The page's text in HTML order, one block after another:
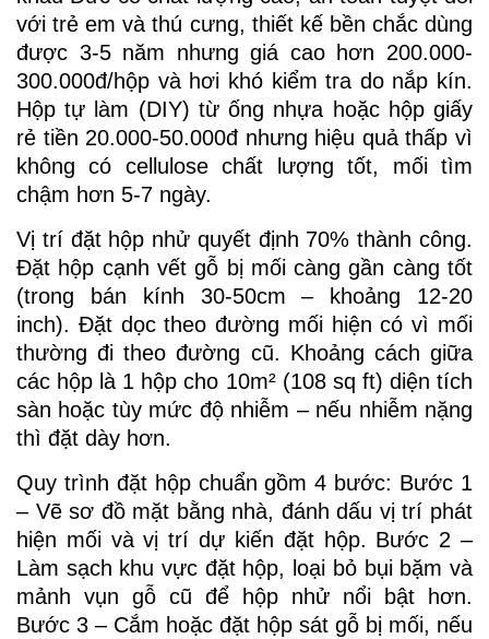
với trẻ em và thú cưng, thiết kế bền chắc dùng
được 3-5 năm nhưng giá cao hơn 200.000-
300.000đ/hộp và hơi khó kiểm tra do nắp kín.
Hộp tự làm (DIY) từ ống nhựa hoặc hộp giấy
rẻ tiền 20.000-50.000đ nhưng hiệu quả thấp vì
không có cellulose chất lượng tốt, mối tìm
chậm hơn 5-7 ngày.
Vị trí đặt hộp nhử quyết định 70% thành công.
Đặt hộp cạnh vết gỗ bị mối càng gần càng tốt
(trong bán kính 30-50cm – khoảng 12-20
inch). Đặt dọc theo đường mối hiện có vì mối
thường đi theo đường cũ. Khoảng cách giữa
các hộp là 1 hộp cho 10m² (108 sq ft) diện tích
sàn hoặc tùy mức độ nhiễm – nếu nhiễm nặng
thì đặt dày hơn.
Quy trình đặt hộp chuẩn gồm 4 bước: Bước 1
– Vẽ sơ đồ mặt bằng nhà, đánh dấu vị trí phát
hiện mối và vị trí dự kiến đặt hộp. Bước 2 –
Làm sạch khu vực đặt hộp, loại bỏ bụi bặm và
mảnh vụn gỗ cũ để hộp nhử nổi bật hơn.
Bước 3 – Cắm hoặc đặt hộp sát gỗ bị mối, nếu